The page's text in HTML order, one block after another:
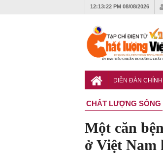
12:13:23 PM 08/08/2026
DIỄN ĐÀN
CHẤT LƯỢNG SỐNG
Một căn
ở Việt Nam